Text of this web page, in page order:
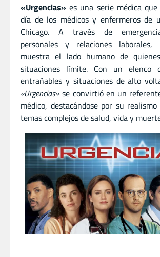
«Urgencias» es una serie médica
día de los médicos y enfermeros de
Chicago. A través de
personales y relaciones
muestra el lado humano de
situaciones límite. Con un elenco
entrañables y situaciones de alto
«Urgencias» se convirtió en un
médico, destacándose por su
temas complejos de salud, vida y